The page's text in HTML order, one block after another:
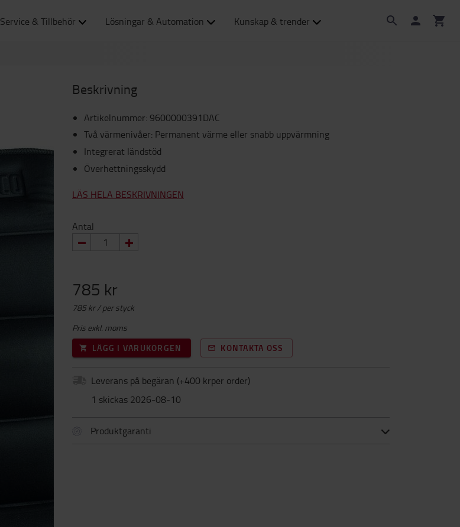
Service & Tillbehör Lösningar & Automation Kunskap & trender
Beskrivning
Artikelnummer: 9600000391DAC
Två värmenivåer: Permanent värme eller snabb uppvärmning
Integrerat ländstöd
Överhettningsskydd
LÄS HELA BESKRIVNINGEN
Antal
785 kr
785 kr / per styck
Pris exkl. moms
LÄGG I VARUKORGEN
KONTAKTA OSS
Leverans på begäran (+400 krper order)
1 skickas 2026-08-10
Produktgaranti